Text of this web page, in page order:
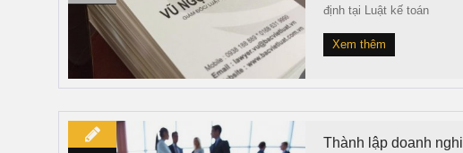
định tại Luật kế toán
Xem thêm
Thành lập doanh